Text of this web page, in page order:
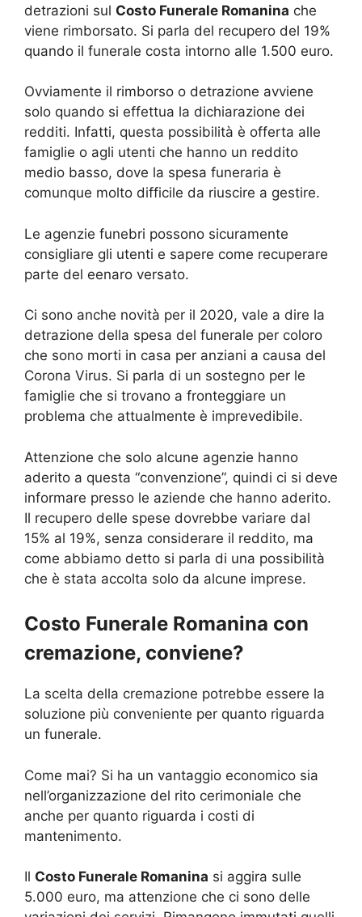
detrazioni sul Costo Funerale Romanina che
viene rimborsato. Si parla del recupero del 19%
quando il funerale costa intorno alle 1.500 euro.
Ovviamente il rimborso o detrazione avviene
solo quando si effettua la dichiarazione dei
redditi. Infatti, questa possibilità è offerta alle
famiglie o agli utenti che hanno un reddito
medio basso, dove la spesa funeraria è
comunque molto difficile da riuscire a gestire.
Le agenzie funebri possono sicuramente
consigliare gli utenti e sapere come recuperare
parte del eenaro versato.
Ci sono anche novità per il 2020, vale a dire la
detrazione della spesa del funerale per coloro
che sono morti in casa per anziani a causa del
Corona Virus. Si parla di un sostegno per le
famiglie che si trovano a fronteggiare un
problema che attualmente è imprevedibile.
Attenzione che solo alcune agenzie hanno
aderito a questa “convenzione”, quindi ci si deve
informare presso le aziende che hanno aderito.
Il recupero delle spese dovrebbe variare dal
15% al 19%, senza considerare il reddito, ma
come abbiamo detto si parla di una possibilità
che è stata accolta solo da alcune imprese.
Costo Funerale Romanina con
cremazione, conviene?
La scelta della cremazione potrebbe essere la
soluzione più conveniente per quanto riguarda
un funerale.
Come mai? Si ha un vantaggio economico sia
nell’organizzazione del rito cerimoniale che
anche per quanto riguarda i costi di
mantenimento.
Il Costo Funerale Romanina si aggira sulle
5.000 euro, ma attenzione che ci sono delle